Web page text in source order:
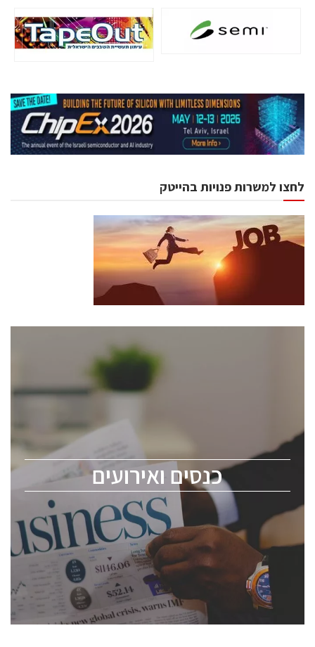
לחצו למשרות פנויות בהייטק
כנסים ואירועים
כנסים ואירועים
לכל העוסקים בתעשיית הסמיקונדקטור כולל מהנדסים,
מומחים מקצועיים ובכירים.
ChipEx2026 will be held on May 12-13, 2026. The
conference is intended for everyone involved in the
semiconductor industry, including engineers,
professional experts, and senior executives.
לחץ לפרטים